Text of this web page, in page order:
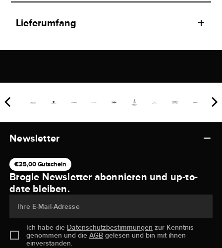
Lieferumfang
Newsletter
€25,00 Gutschein
Brogle Newsletter abonnieren und up-to-
date bleiben.
Ihre E-Mail-Adresse
Ich habe die Datenschutzbestimmungen zur Kenntnis
genommen und dieAGB gelesen und bin mit ihnen
einverstanden.